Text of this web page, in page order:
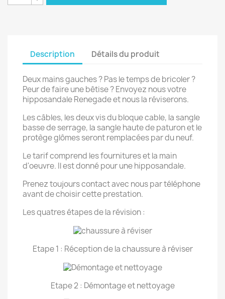
Description Détails du produit
Deux mains gauches ? Pas le temps de bricoler ?
Peur de faire une bêtise ? Envoyez nous votre
hipposandale Renegade et nous la réviserons.
Les câbles, les deux vis du bloque cable, la sangle
basse de serrage, la sangle haute de paturon et le
protège glômes seront remplacées par du neuf.
Le tarif comprend les fournitures et la main
d'oeuvre. Il est donné pour une hipposandale.
Prenez toujours contact avec nous par téléphone
avant de choisir cette prestation.
Les quatres étapes de la révision :
Etape 1 : Réception de la chaussure à réviser
Etape 2 : Démontage et nettoyage